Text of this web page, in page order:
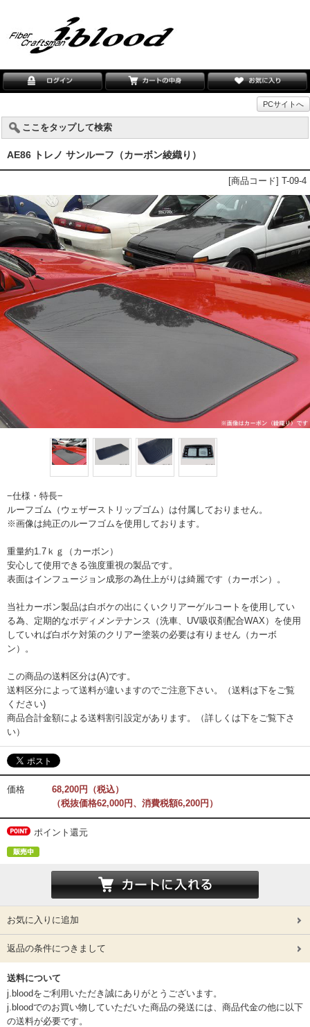
PCサイトへ
ここをタップして検索
AE86 トレノ サンルーフ（カーボン綾織り）
[商品コード] T-09-4
−仕様・特長−
ルーフゴム（ウェザーストリップゴム）は付属しておりません。
※画像は純正のルーフゴムを使用しております。
重量約1.7ｋｇ（カーボン）
安心して使用できる強度重視の製品です。
表面はインフュージョン成形の為仕上がりは綺麗です（カーボン）。
当社カーボン製品は白ボケの出にくいクリアーゲルコートを使用してい
る為、定期的なボディメンテナンス（洗車、UV吸収剤配合WAX）を使用
していれば白ボケ対策のクリアー塗装の必要は有りません（カーボ
ン）。
この商品の送料区分は(A)です。
送料区分によって送料が違いますのでご注意下さい。（送料は下をご覧
ください)
商品合計金額による送料割引設定があります。（詳しくは下をご覧下さ
い）
価格
68,200円（税込）
（税抜価格62,000円、消費税額6,200円）
ポイント還元
お気に入りに追加
返品の条件につきまして
送料について
j.bloodをご利用いただき誠にありがとうございます。
j.bloodでのお買い物していただいた商品の発送には、商品代金の他に以下
の送料が必要です。